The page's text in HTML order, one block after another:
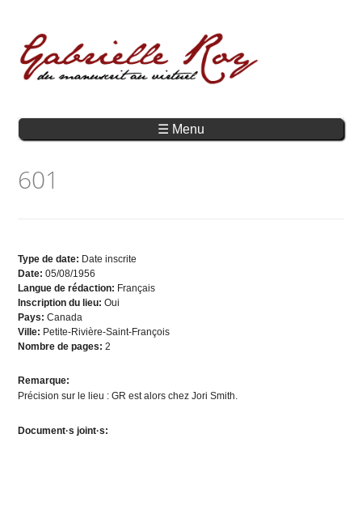
☰ Menu
601
Type de date: Date inscrite
Date:05/08/1956
Langue de rédaction: Français
Inscription du lieu:Oui
Pays:Canada
Ville: Petite-Rivière-Saint-François
Nombre de pages:2
Remarque:
Précision sur le lieu : GR est alors chez Jori Smith.
Document·s joint·s: